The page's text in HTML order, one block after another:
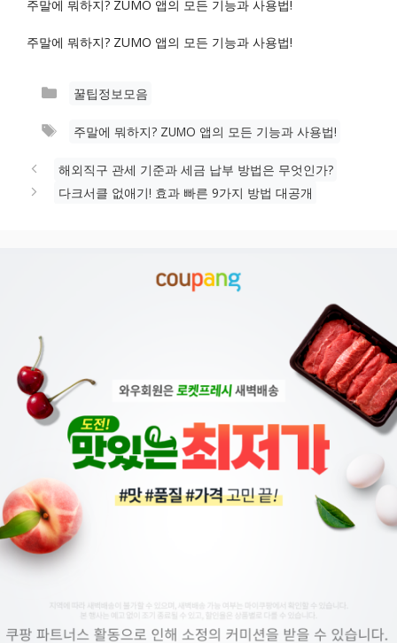
주말에 뭐하지? ZUMO 앱의 모든 기능과 사용법!
주말에 뭐하지? ZUMO 앱의 모든 기능과 사용법!
카
고
꿀팁정보모음
태
주말에 뭐하지? ZUMO 앱의 모든 기능과 사용법!
해외직구 관세 기준과 세금 납부 방법은 무엇인가?
다크서클 없애기! 효과 빠른 9가지 방법 대공개